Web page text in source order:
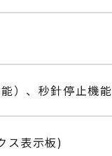
）、秒針停止機能
ス表示板)